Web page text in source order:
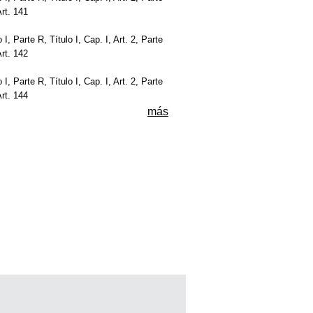
141
I, Parte R, Título I, Cap. I, Art. 2, Parte
142
I, Parte R, Título I, Cap. I, Art. 2, Parte
144
más